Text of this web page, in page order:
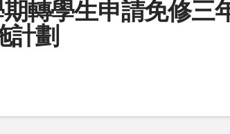
轉學生申請免修三
計劃